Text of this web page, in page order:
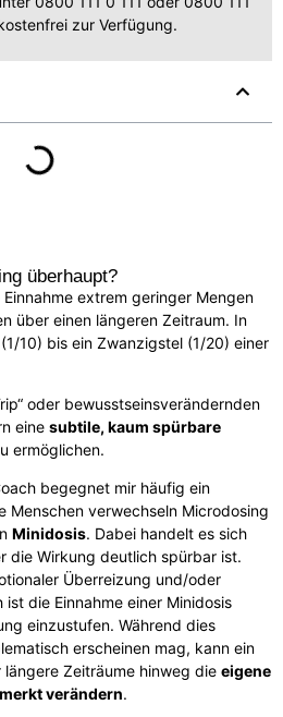
zur Verfügung.
überhaupt?
extrem geringer Mengen
über einen längeren Zeitraum. In
10) bis ein Zwanzigstel (1/20) einer
oder bewusstseinsverändernden
eine subtile, kaum spürbare
ermöglichen.
begegnet mir häufig ein
Menschen verwechseln Microdosing
Minidosis. Dabei handelt es sich
die Wirkung deutlich spürbar ist.
Überreizung und/oder
die Einnahme einer Minidosis
einzustufen. Während dies
erscheinen mag, kann ein
Zeiträume hinweg die eigene
verändern.